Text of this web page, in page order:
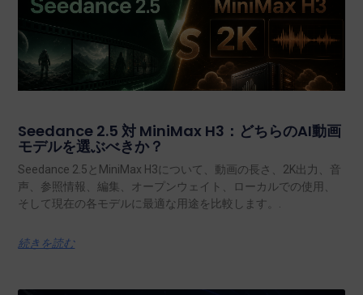
Seedance 2.5 対 MiniMax H3：どちらのAI動画
モデルを選ぶべきか？
Seedance 2.5とMiniMax H3について、動画の長さ、2K出力、音
声、参照情報、編集、オープンウェイト、ローカルでの使用、
そして現在の各モデルに最適な用途を比較します。.
続きを読む